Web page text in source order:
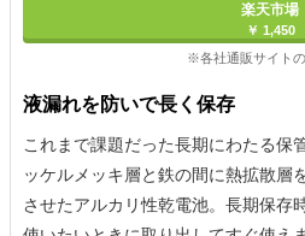
楽天市場
￥ 1,450
※各社通販サイト
液漏れを防いで長く保存
これまで課題だった長期にわたる保
ッケルメッキ層と鉄の間に熱拡散層
させたアルカリ性乾電池。長期保存